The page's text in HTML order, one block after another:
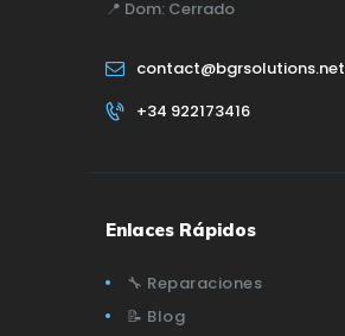
📍 Dom: Cerrado
contact@bgrsolutions.net
+34 922173416
Enlaces Rápidos
🔧 Reparaciones
📝 Blog